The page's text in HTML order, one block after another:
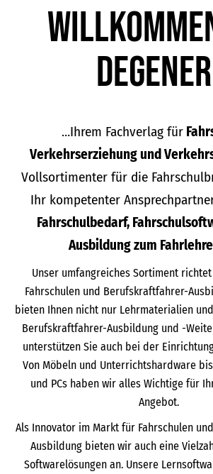
…Ihrem Fachverlag für
Verkehrserziehung und
Vollsortimenter für die
Ihr kompetenter
Fahrschulbedarf,
Ausbildung zum
Unser umfangreiches Sortiment
Fahrschulen und Berufskraftfahrer-
bieten Ihnen nicht nur Lehrmaterialien
Berufskraftfahrer-Ausbildung und -
unterstützen Sie auch bei der
Von Möbeln und Unterrichtshardware
und PCs haben wir alles Wichtige für
Angebot.
Als Innovator im Markt für Fahrschulen
Ausbildung bieten wir auch eine
Softwarelösungen an. Unsere